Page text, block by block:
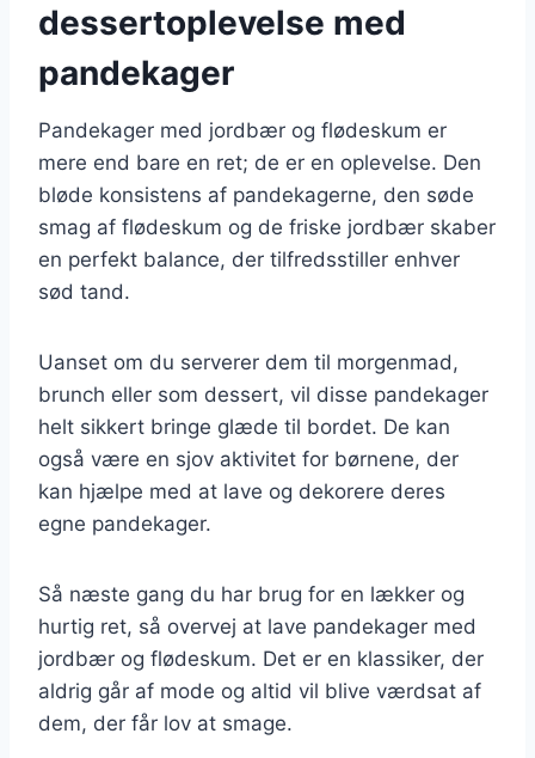
dessertoplevelse med
pandekager
Pandekager med jordbær og flødeskum er
mere end bare en ret; de er en oplevelse. Den
bløde konsistens af pandekagerne, den søde
smag af flødeskum og de friske jordbær skaber
en perfekt balance, der tilfredsstiller enhver
sød tand.
Uanset om du serverer dem til morgenmad,
brunch eller som dessert, vil disse pandekager
helt sikkert bringe glæde til bordet. De kan
også være en sjov aktivitet for børnene, der
kan hjælpe med at lave og dekorere deres
egne pandekager.
Så næste gang du har brug for en lækker og
hurtig ret, så overvej at lave pandekager med
jordbær og flødeskum. Det er en klassiker, der
aldrig går af mode og altid vil blive værdsat af
dem, der får lov at smage.